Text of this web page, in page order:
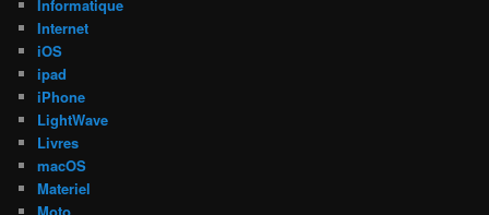
Informatique
Internet
iOS
ipad
iPhone
LightWave
Livres
macOS
Materiel